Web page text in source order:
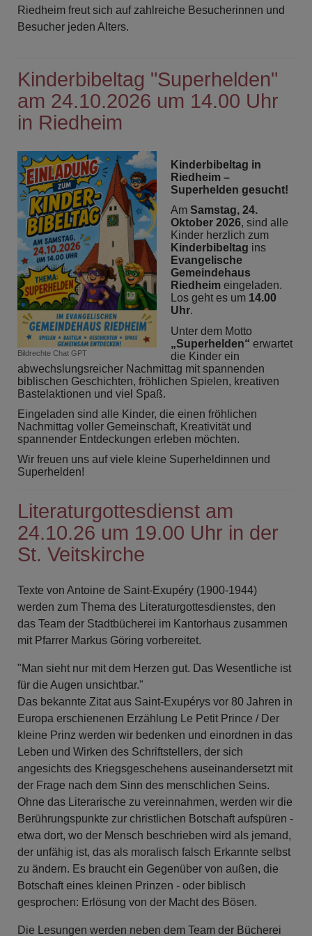
Riedheim freut sich auf zahlreiche Besucherinnen und
Besucher jeden Alters.
Kinderbibeltag "Superhelden"
am 24.10.2026 um 14.00 Uhr
in Riedheim
Bildrechte Chat GPT
Kinderbibeltag in
Riedheim –
Superhelden gesucht!
Am Samstag, 24.
Oktober 2026, sind alle
Kinder herzlich zum
Kinderbibeltag ins
Evangelische
Gemeindehaus
Riedheim eingeladen.
Los geht es um 14.00
Uhr.
Unter dem Motto
„Superhelden“ erwartet
die Kinder ein
abwechslungsreicher Nachmittag mit spannenden
biblischen Geschichten, fröhlichen Spielen, kreativen
Bastelaktionen und viel Spaß.
Eingeladen sind alle Kinder, die einen fröhlichen
Nachmittag voller Gemeinschaft, Kreativität und
spannender Entdeckungen erleben möchten.
Wir freuen uns auf viele kleine Superheldinnen und
Superhelden!
Literaturgottesdienst am
24.10.26 um 19.00 Uhr in der
St. Veitskirche
Texte von Antoine de Saint-Exupéry (1900-1944)
werden zum Thema des Literaturgottesdienstes, den
das Team der Stadtbücherei im Kantorhaus zusammen
mit Pfarrer Markus Göring vorbereitet.
"Man sieht nur mit dem Herzen gut. Das Wesentliche ist
für die Augen unsichtbar."
Das bekannte Zitat aus Saint-Exupérys vor 80 Jahren in
Europa erschienenen Erzählung Le Petit Prince / Der
kleine Prinz werden wir bedenken und einordnen in das
Leben und Wirken des Schriftstellers, der sich
angesichts des Kriegsgeschehens auseinandersetzt mit
der Frage nach dem Sinn des menschlichen Seins.
Ohne das Literarische zu vereinnahmen, werden wir die
Berührungspunkte zur christlichen Botschaft aufspüren -
etwa dort, wo der Mensch beschrieben wird als jemand,
der unfähig ist, das als moralisch falsch Erkannte selbst
zu ändern. Es braucht ein Gegenüber von außen, die
Botschaft eines kleinen Prinzen - oder biblisch
gesprochen: Erlösung von der Macht des Bösen.
Die Lesungen werden neben dem Team der Bücherei